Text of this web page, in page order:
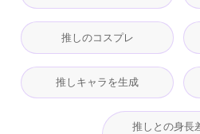
推しのコスプレ
推しキャラを生成
推しとの身長